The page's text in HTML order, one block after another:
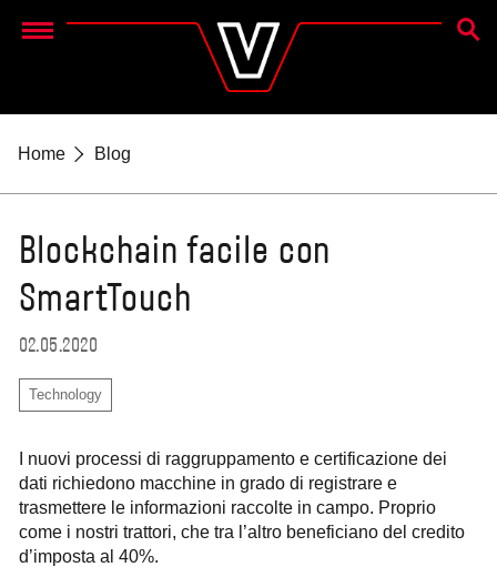
Menu
CERCA
Home Blog
Blockchain facile con
SmartTouch
02.05.2020
Technology
I nuovi processi di raggruppamento e certificazione dei
dati richiedono macchine in grado di registrare e
trasmettere le informazioni raccolte in campo. Proprio
come i nostri trattori, che tra l’altro beneficiano del credito
d’imposta al 40%.